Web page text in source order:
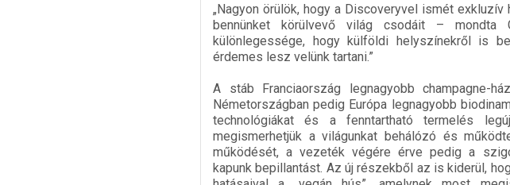
„Nagyon örülök, hogy a Discoveryvel ismét
bennünket körülvevő világ csodáit –
különlegessége, hogy külföldi helyszínekről is
érdemes lesz velünk tartani.”
A stáb Franciaország legnagyobb champagne-
Németországban pedig Európa legnagyobb
technológiákat és a fenntartható termelés
megismerhetjük a világunkat behálózó és
működését, a vezeték végére érve pedig a
kapunk bepillantást. Az új részekből az is kiderül,